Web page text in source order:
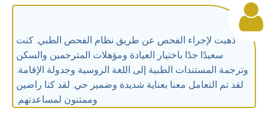
ذهبت لإجراء الفحص عن طريق نظام الفحص الطبي. كنت
سعيدًا جدًا باختيار العيادة ومؤهلات المترجمين والسكن
وترجمة المستندات الطبية إلى اللغة الروسية وجدولة الإقامة.
لقد تم التعامل معنا بعناية شديدة وضمير حي. لقد كنا راضين
وممتنون لمساعدتهم.